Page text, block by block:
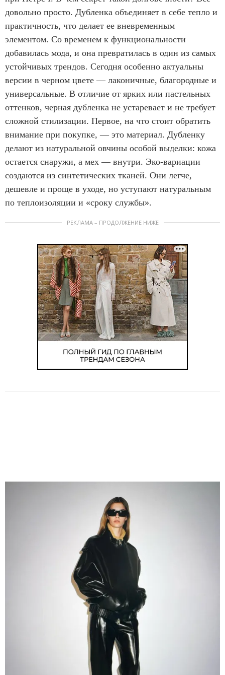
довольно просто. Дубленка объединяет в себе тепло и
практичность, что делает ее вневременным
элементом. Со временем к функциональности
добавилась мода, и она превратилась в один из самых
устойчивых трендов. Сегодня особенно актуальны
версии в черном цвете — лаконичные, благородные и
универсальные. В отличие от ярких или пастельных
оттенков, черная дубленка не устаревает и не требует
сложной стилизации. Первое, на что стоит обратить
внимание при покупке, — это материал. Дубленку
делают из натуральной овчины особой выделки: кожа
остается снаружи, а мех — внутри. Эко-вариации
создаются из синтетических тканей. Они легче,
дешевле и проще в уходе, но уступают натуральным
по теплоизоляции и «сроку службы».
РЕКЛАМА – ПРОДОЛЖЕНИЕ НИЖЕ